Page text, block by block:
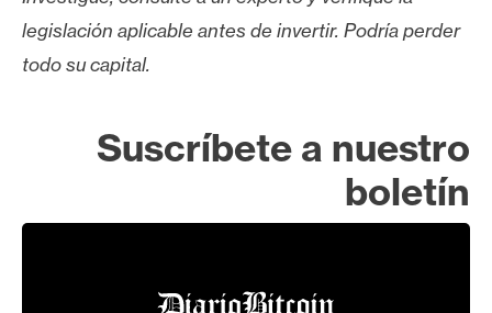
legislación aplicable antes de invertir. Podría perder
todo su capital.
Suscríbete a nuestro
boletín